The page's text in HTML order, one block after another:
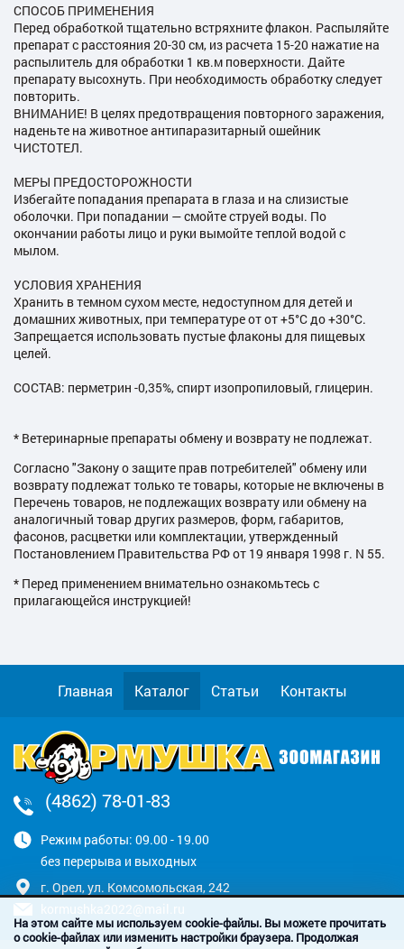
СПОСОБ ПРИМЕНЕНИЯ
Перед обработкой тщательно встряхните флакон. Распыляйте
препарат с расстояния 20-30 см, из расчета 15-20 нажатие на
распылитель для обработки 1 кв.м поверхности. Дайте
препарату высохнуть. При необходимость обработку следует
повторить.
ВНИМАНИЕ! В целях предотвращения повторного заражения,
наденьте на животное антипаразитарный ошейник
ЧИСТОТЕЛ.
МЕРЫ ПРЕДОСТОРОЖНОСТИ
Избегайте попадания препарата в глаза и на слизистые
оболочки. При попадании — смойте струей воды. По
окончании работы лицо и руки вымойте теплой водой с
мылом.
УСЛОВИЯ ХРАНЕНИЯ
Хранить в темном сухом месте, недоступном для детей и
домашних животных, при температуре от от +5°С до +30°С.
Запрещается использовать пустые флаконы для пищевых
целей.
СОСТАВ: перметрин -0,35%, спирт изопропиловый, глицерин.
* Ветеринарные препараты обмену и возврату не подлежат.
Согласно "Закону о защите прав потребителей" обмену или
возврату подлежат только те товары, которые не включены в
Перечень товаров, не подлежащих возврату или обмену на
аналогичный товар других размеров, форм, габаритов,
фасонов, расцветки или комплектации, утвержденный
Постановлением Правительства РФ от 19 января 1998 г. N 55.
* Перед применением внимательно ознакомьтесь с
прилагающейся инструкцией!
Главная Каталог Статьи Контакты
Режим работы: 09.00 - 19.00
без перерыва и выходных
г. Орел, ул. Комсомольская, 242
kormushka2022@mail.ru
(4862) 78-01-83
На этом сайте мы используем cookie-файлы. Вы можете прочитать
о cookie-файлах или изменить настройки браузера. Продолжая